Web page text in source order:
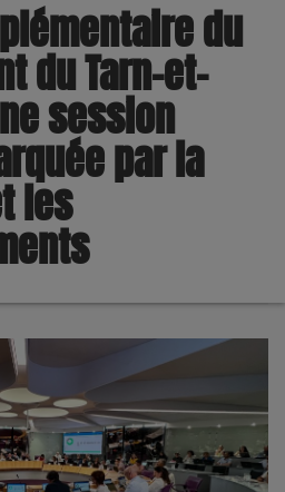
du
du Tarn-et-
session
par la
les